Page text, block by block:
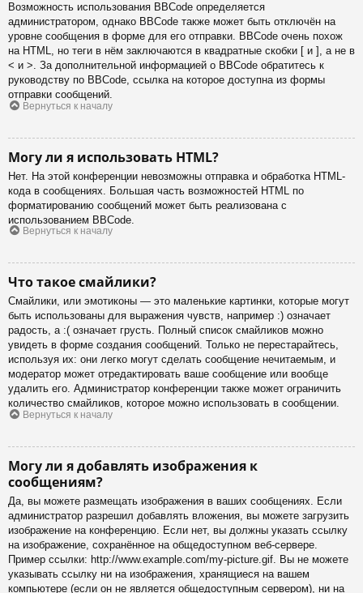
Возможность использования BBCode определяется
администратором, однако BBCode также может быть отключён на
уровне сообщения в форме для его отправки. BBCode очень похож
на HTML, но теги в нём заключаются в квадратные скобки [ и ], а не в
< и >. За дополнительной информацией о BBCode обратитесь к
руководству по BBCode, ссылка на которое доступна из формы
отправки сообщений.
Вернуться к началу
Могу ли я использовать HTML?
Нет. На этой конференции невозможны отправка и обработка HTML-
кода в сообщениях. Большая часть возможностей HTML по
форматированию сообщений может быть реализована с
использованием BBCode.
Вернуться к началу
Что такое смайлики?
Смайлики, или эмотиконы — это маленькие картинки, которые могут
быть использованы для выражения чувств, например :) означает
радость, а :( означает грусть. Полный список смайликов можно
увидеть в форме создания сообщений. Только не перестарайтесь,
используя их: они легко могут сделать сообщение нечитаемым, и
модератор может отредактировать ваше сообщение или вообще
удалить его. Администратор конференции также может ограничить
количество смайликов, которое можно использовать в сообщении.
Вернуться к началу
Могу ли я добавлять изображения к
сообщениям?
Да, вы можете размещать изображения в ваших сообщениях. Если
администратор разрешил добавлять вложения, вы можете загрузить
изображение на конференцию. Если нет, вы должны указать ссылку
на изображение, сохранённое на общедоступном веб-сервере.
Пример ссылки: http://www.example.com/my-picture.gif. Вы не можете
указывать ссылку ни на изображения, хранящиеся на вашем
компьютере (если он не является общедоступным сервером), ни на